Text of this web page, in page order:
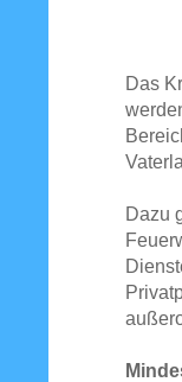
Das
Dazu